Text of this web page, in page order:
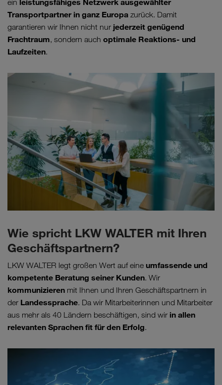
ein
Transportpartner in ganz Europa zurück. Damit
garantieren wir Ihnen nicht nur jederzeit genügend
Frachtraum, sondern auch optimale Reaktions- und
Laufzeiten.
Wie spricht LKW WALTER mit Ihren
Geschäftspartnern?
LKW WALTER legt großen Wert auf eine umfassende und
kompetente Beratung seiner Kunden. Wir
kommunizieren mit Ihnen und Ihren Geschäftspartnern in
der Landessprache. Da wir Mitarbeiterinnen und Mitarbeiter
aus mehr als 40 Ländern beschäftigen, sind wir in allen
relevanten Sprachen fit für den Erfolg.